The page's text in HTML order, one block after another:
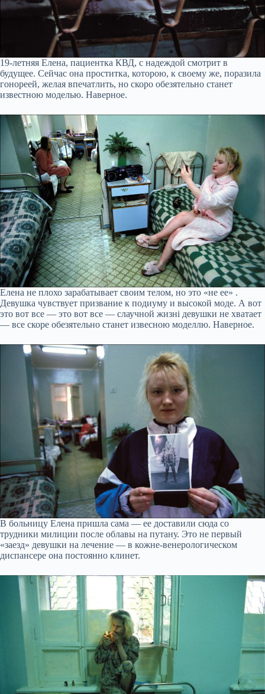
19-летняя Елена, пациентка КВД, с надеждой смотрит в
будущее. Сейчас она проститка, которою, к своему же, поразила
гонореей, желая впечатлить, но скоро обезятельно станет
известною моделью. Наверное.
Елена не плохо зарабатывает своим телом, но это «не ее» .
Девушка чувствует призвание к подиуму и высокой моде. А вот
это вот все — это вот все — слаучной жизнi дeвушки не хватает
— все скоре обезятельно станет извесною моделлю. Наверное.
В больницу Елена пришла сама — ее доставили сюда со
трудники милиции после облавы на путану. Это не первый
«заезд» девушки на лечение — в кожне-венерологическом
диспансере она постоянно клинет.